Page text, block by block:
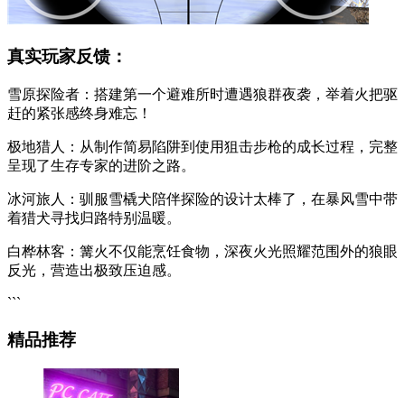
真实玩家反馈：
雪原探险者：搭建第一个避难所时遭遇狼群夜袭，举着火把驱
赶的紧张感终身难忘！
极地猎人：从制作简易陷阱到使用狙击步枪的成长过程，完整
呈现了生存专家的进阶之路。
冰河旅人：驯服雪橇犬陪伴探险的设计太棒了，在暴风雪中带
着猎犬寻找归路特别温暖。
白桦林客：篝火不仅能烹饪食物，深夜火光照耀范围外的狼眼
反光，营造出极致压迫感。
```
精品推荐